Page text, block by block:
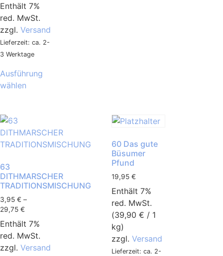
Enthält 7%
red. MwSt.
zzgl. Versand
Lieferzeit: ca. 2-
3 Werktage
Ausführung
wählen
63
DITHMARSCHER
TRADITIONSMISCHUNG
3,95 € –
29,75 €
Enthält 7%
red. MwSt.
zzgl. Versand
60 Das gute
Büsumer
Pfund
19,95 €
Enthält 7%
red. MwSt.
(39,90 € / 1
kg)
zzgl. Versand
Lieferzeit: ca. 2-